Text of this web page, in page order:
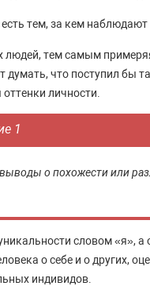
тем, за кем наблюдают
тем самым
думать, что поступил бы
личности.
1
о похожести или
словом «я»,
о себе и о других,
индивидов.